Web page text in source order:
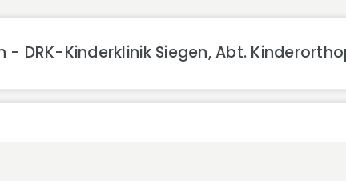
DRK-Kinderklinik Siegen, Abt.